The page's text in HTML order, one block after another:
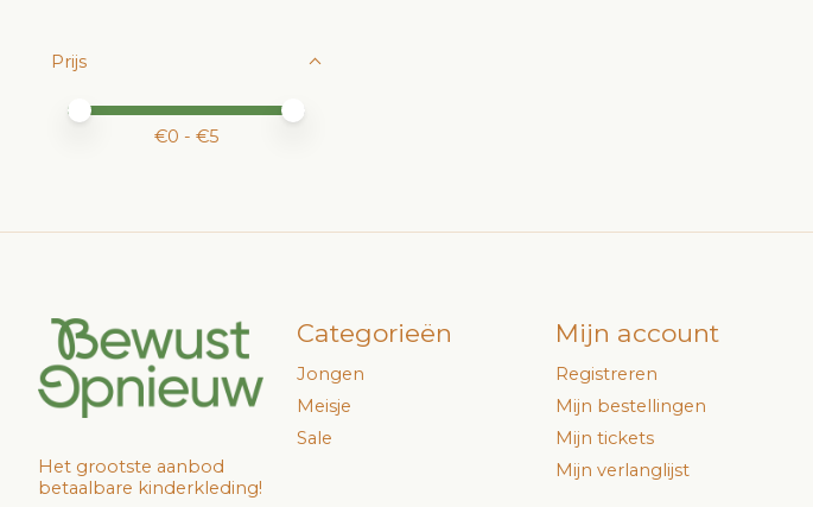
Prijs
Minimale prijswaarde
Price maximum value
€0 - €5
Het grootste aanbod
betaalbare kinderkleding!
Categorieën
Jongen
Meisje
Sale
Mijn account
Registreren
Mijn bestellingen
Mijn tickets
Mijn verlanglijst